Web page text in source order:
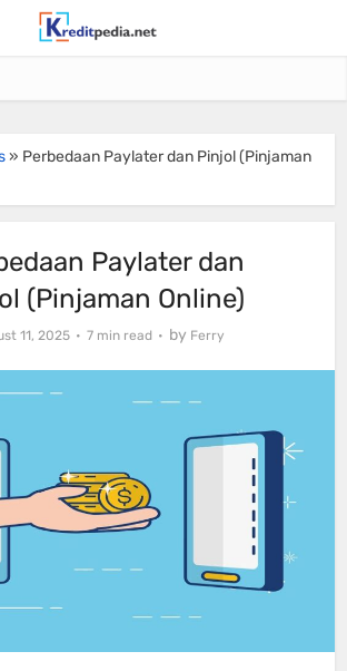
» Perbedaan Paylater dan Pinjol (Pinjaman
Paylater dan
(Pinjaman Online)
11, 2025 7 min read by Ferry